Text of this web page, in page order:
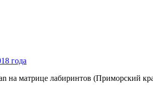
года
на матрице лабиринтов (Приморский